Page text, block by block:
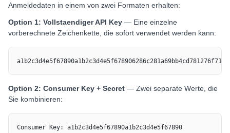
Anmeldedaten in einem von zwei Formaten erhalten:
Option 1: Vollstaendiger API Key — Eine einzelne
vorberechnete Zeichenkette, die sofort verwendet werden kann:
Option 2: Consumer Key + Secret — Zwei separate Werte, die
Sie kombinieren:
Consumer Key: a1b2c3d4e5f67890a1b2c3d4e5f67890